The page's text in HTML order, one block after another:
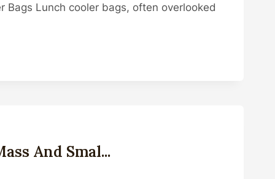
Bags Lunch cooler bags, often overlooked
And Smal...